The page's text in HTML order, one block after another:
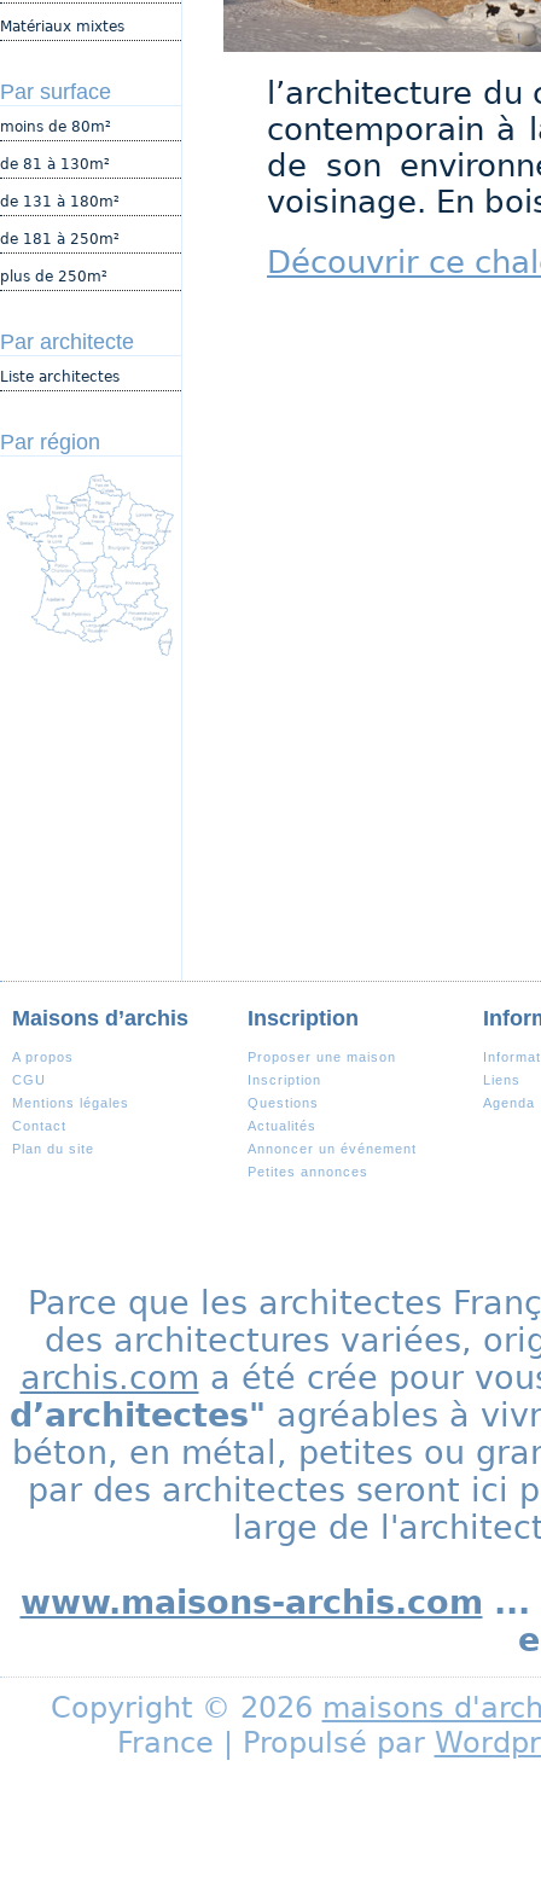
Matériaux mixtes
Par surface
moins de 80m²
de 81 à 130m²
de 131 à 180m²
de 181 à 250m²
plus de 250m²
Par architecte
Liste architectes
Par région
l’architecture
contemporain à
de son
voisinage. En
Découvrir ce
Maisons d’archis
A propos
CGU
Mentions légales
Contact
Plan du site
Inscription
Proposer une maison
Inscription
Questions
Actualités
Annoncer un événement
Petites annonces
Liens
Agenda
Parce que les architectes
des architectures variées,
archis.com a été crée pour
d’architectes" agréables à
béton, en métal, petites ou
par des architectes seront ici
large de
www.maisons-archis.com ...
Copyright © 2026 maisons
France | Propulsé par